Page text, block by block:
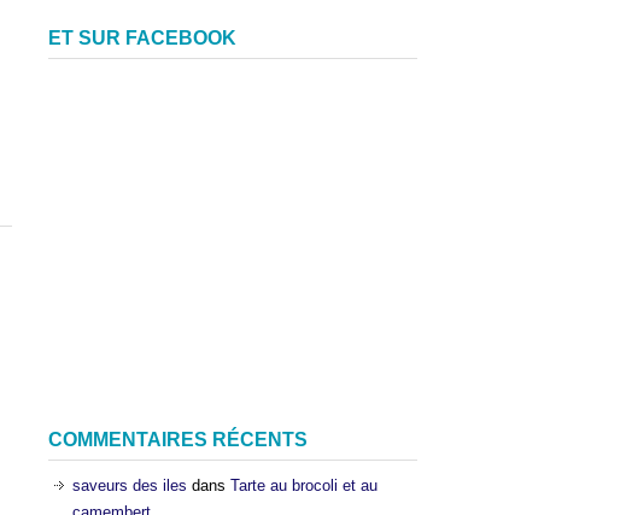
ET SUR FACEBOOK
COMMENTAIRES RÉCENTS
saveurs des iles dans Tarte au brocoli et au